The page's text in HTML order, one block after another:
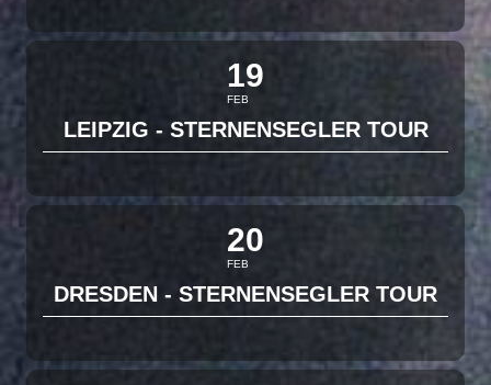
19
FEB
LEIPZIG - STERNENSEGLER TOUR
20
FEB
DRESDEN - STERNENSEGLER TOUR